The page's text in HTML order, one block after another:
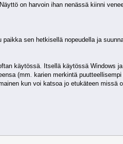
on harvoin ihan nenässä kiinni
sen hetkisellä nopeudella ja
käytössä. Itsellä käytössä Windows
(mm. karien merkintä
kun voi katsoa jo etukäteen missä